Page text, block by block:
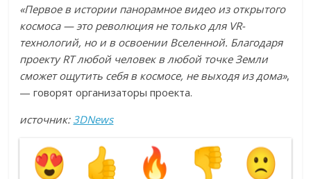
«Первое в истории панорамное видео из открытого
космоса — это революция не только для VR-
технологий, но и в освоении Вселенной. Благодаря
проекту RT любой человек в любой точке Земли
сможет ощутить себя в космосе, не выходя из дома»,
— говорят организаторы проекта.
источник: 3DNews